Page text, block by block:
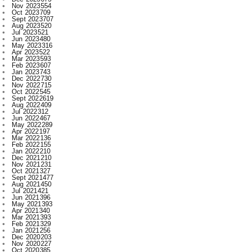
Jul 2023521
Jun 2023480
May 2023316
Apr 2023522
Mar 2023593
Feb 2023607
Jan 2023743
Dec 2022730
Nov 2022715
Oct 2022545
Sept 2022619
Aug 2022409
Jul 2022312
Jun 2022467
May 2022289
Apr 2022197
Mar 2022136
Feb 2022155
Jan 2022210
Dec 2021210
Nov 2021231
Oct 2021327
Sept 2021477
Aug 2021450
Jul 2021421
Jun 2021396
May 2021393
Apr 2021340
Mar 2021393
Feb 2021329
Jan 2021256
Dec 2020203
Nov 2020227
Oct 2020385
Sept 2020533
Aug 2020284
Jul 2020166
Jun 20201